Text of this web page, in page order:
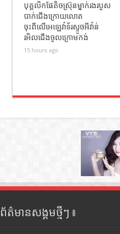
បុគ្គលិកផែតិចស្រ៊ុនម្នាក់រងរបួស
បាក់ជេីងក្រោយលោត
ចុះពីលេីអេឡេវ៉ាទ័រស្ទូចអីវ៉ាន់
រអិលជេីងចូលក្រោមកង់
15 hours ago
ព័ត៌មានសង្គមថ្មីៗ ៖